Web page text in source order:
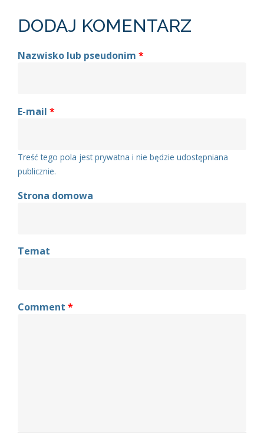
DODAJ KOMENTARZ
Nazwisko lub pseudonim *
E-mail *
Treść tego pola jest prywatna i nie będzie udostępniana
publicznie.
Strona domowa
Temat
Comment *